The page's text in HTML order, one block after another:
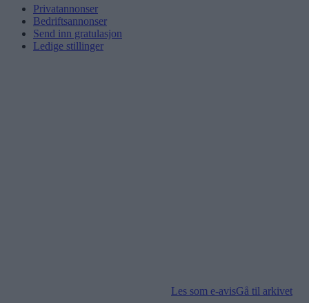
Privatannonser
Bedriftsannonser
Send inn gratulasjon
Ledige stillinger
Les som e-avisGå til arkivet